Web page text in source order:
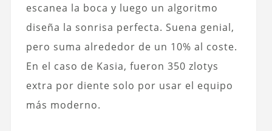
escanea la boca y luego un algoritmo
diseña la sonrisa perfecta. Suena genial,
pero suma alrededor de un 10% al coste.
En el caso de Kasia, fueron 350 zlotys
extra por diente solo por usar el equipo
más moderno.